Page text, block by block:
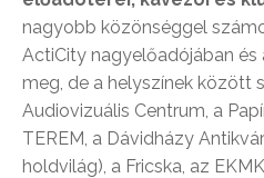
nagyobb közönséggel
ActiCity nagyelőadójában és
meg, de a helyszínek között
Audiovizuális Centrum, a
TEREM, a Dávidházy
holdvilág), a Fricska, az